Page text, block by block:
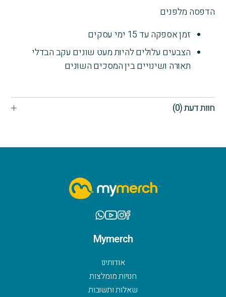
הדפסה מלפנים
זמן אספקה עד 15 ימי עסקים
הצבעים עלולים להיות מעט שונים עקב הבדלי
תאורה ושינויים בין המסכים השונים
חוות דעת (0)
Mymerch
אודותינו
חנויות מומלצות
שאלות ותשובות